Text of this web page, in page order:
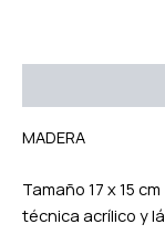
MADERA
Tamaño 17 x 15 cm
técnica acrílico y